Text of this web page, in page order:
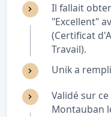
Il fallait
"Excellent"
(Certificat
Travail).
Unik a
Validé sur
Montauban